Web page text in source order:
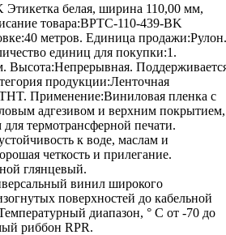
Этикетка белая, ширина 110,00 мм,
товара:BPTC-110-439-BK
метров. Единица продажи:Рулон.
единиц для покупки:1.
Высота:Непрерывная.
продукции:Ленточная
Применение:Виниловая пленка с
адгезивом и верхним покрытием,
термотрансферной печати.
к воде, маслам и
четкость и прилегание.
глянцевый.
винил широкого
поверхностей до кабельной
диапазон, ° С от -70 до
риббон RPR.